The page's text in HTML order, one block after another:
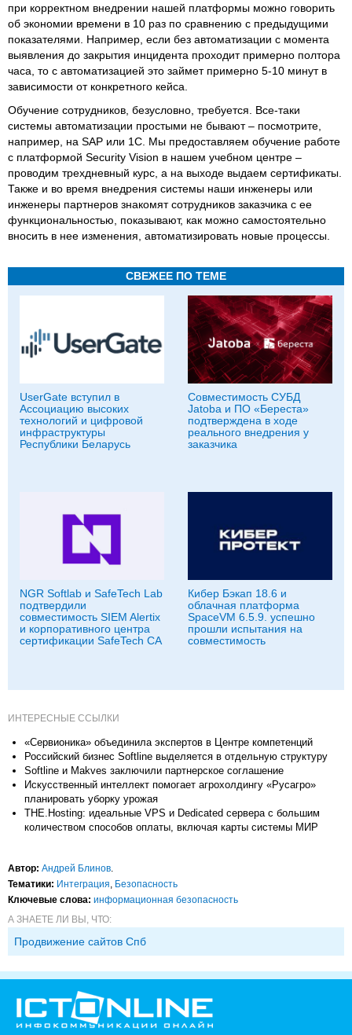
при корректном внедрении нашей платформы можно говорить
об экономии времени в 10 раз по сравнению с предыдущими
показателями. Например, если без автоматизации с момента
выявления до закрытия инцидента проходит примерно полтора
часа, то с автоматизацией это займет примерно 5-10 минут в
зависимости от конкретного кейса.
Обучение сотрудников, безусловно, требуется. Все-таки
системы автоматизации простыми не бывают – посмотрите,
например, на SAP или 1С. Мы предоставляем обучение работе
с платформой Security Vision в нашем учебном центре –
проводим трехдневный курс, а на выходе выдаем сертификаты.
Также и во время внедрения системы наши инженеры или
инженеры партнеров знакомят сотрудников заказчика с ее
функциональностью, показывают, как можно самостоятельно
вносить в нее изменения, автоматизировать новые процессы.
СВЕЖЕЕ ПО ТЕМЕ
UserGate вступил в
Ассоциацию высоких
технологий и цифровой
инфраструктуры
Республики Беларусь
Совместимость СУБД
Jatoba и ПО «Береста»
подтверждена в ходе
реального внедрения у
заказчика
NGR Softlab и SafeTech Lab
подтвердили
совместимость SIEM Alertix
и корпоративного центра
сертификации SafeTech CA
Кибер Бэкап 18.6 и
облачная платформа
SpaceVM 6.5.9. успешно
прошли испытания на
совместимость
ИНТЕРЕСНЫЕ ССЫЛКИ
«Сервионика» объединила экспертов в Центре компетенций
Российский бизнес Softline выделяется в отдельную структуру
Softline и Makves заключили партнерское соглашение
Искусственный интеллект помогает агрохолдингу «Русагро»
планировать уборку урожая
THE.Hosting: идеальные VPS и Dedicated сервера с большим
количеством способов оплаты, включая карты системы МИР
Автор: Андрей Блинов
Тематики: Интеграция Безопасность
Ключевые слова: информационная безопасность
А ЗНАЕТЕ ЛИ ВЫ, ЧТО:
Продвижение сайтов Спб